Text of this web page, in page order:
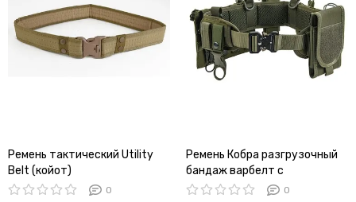
Ремень тактический Utility
Belt (койот)
0
Ремень Кобра разгрузочный
бандаж варбелт с
подсумками (олива)
0